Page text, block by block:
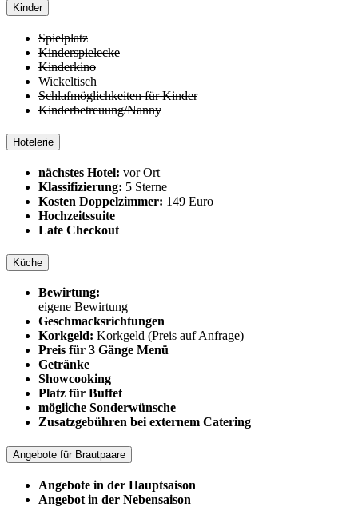
Kinder
Spielplatz
Kinderspielecke
Kinderkino
Wickeltisch
Schlafmöglichkeiten für Kinder
Kinderbetreuung/Nanny
Hotelerie
nächstes Hotel: vor Ort
Klassifizierung: 5 Sterne
Kosten Doppelzimmer: 149 Euro
Hochzeitssuite
Late Checkout
Küche
Bewirtung:
eigene Bewirtung
Geschmacksrichtungen
Korkgeld: Korkgeld (Preis auf Anfrage)
Preis für 3 Gänge Menü
Getränke
Showcooking
Platz für Buffet
mögliche Sonderwünsche
Zusatzgebühren bei externem Catering
Angebote für Brautpaare
Angebote in der Hauptsaison
Angebot in der Nebensaison